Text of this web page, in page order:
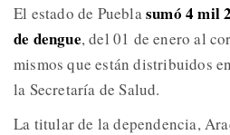
El estado de Puebla sumó 4 mil
de dengue, del 01 de enero al
mismos que están distribuidos
la Secretaría de Salud.
La titular de la dependencia,